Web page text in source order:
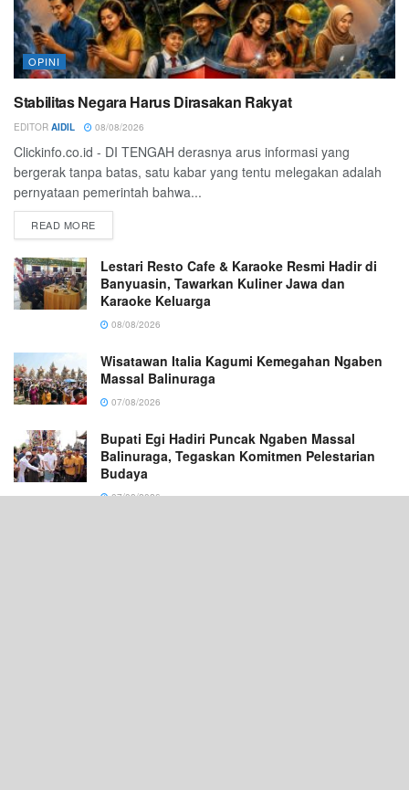
OPINI
Stabilitas Negara Harus Dirasakan Rakyat
EDITOR AIDIL 08/08/2026
Clickinfo.co.id - DI TENGAH derasnya arus informasi yang
bergerak tanpa batas, satu kabar yang tentu melegakan adalah
pernyataan pemerintah bahwa...
READ MORE
Lestari Resto Cafe & Karaoke Resmi Hadir di
Banyuasin, Tawarkan Kuliner Jawa dan
Karaoke Keluarga
08/08/2026
Wisatawan Italia Kagumi Kemegahan Ngaben
Massal Balinuraga
07/08/2026
Bupati Egi Hadiri Puncak Ngaben Massal
Balinuraga, Tegaskan Komitmen Pelestarian
Budaya
07/08/2026